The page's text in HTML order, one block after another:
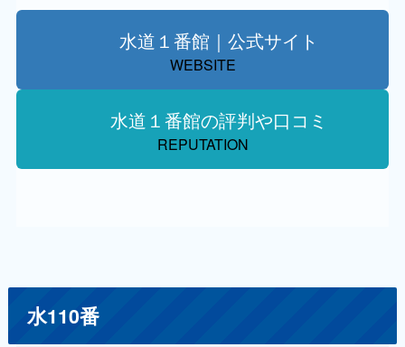
水道１番館｜公式サイト
WEBSITE
水道１番館の評判や口コミ
REPUTATION
水110番